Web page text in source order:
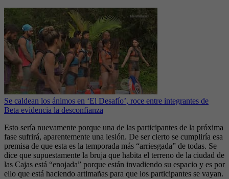
Se caldean los ánimos en ‘El Desafío’, roce entre integrantes de
Beta evidencia la desconfianza
Esto sería nuevamente porque una de las participantes de la próxima
fase sufrirá, aparentemente una lesión. De ser cierto se cumpliría esa
premisa de que esta es la temporada más “arriesgada” de todas. Se
dice que supuestamente la bruja que habita el terreno de la ciudad de
las Cajas está “enojada” porque están invadiendo su espacio y es por
ello que está haciendo artimañas para que los participantes se vayan.